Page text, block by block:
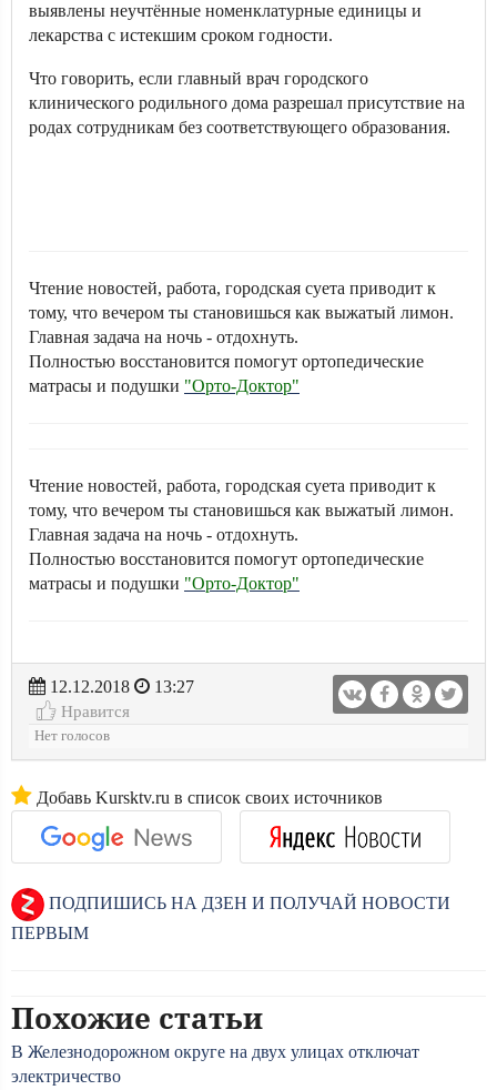
выявлены неучтённые номенклатурные единицы и
лекарства с истекшим сроком годности.
Что говорить, если главный врач городского
клинического родильного дома разрешал присутствие на
родах сотрудникам без соответствующего образования.
Чтение новостей, работа, городская суета приводит к
тому, что вечером ты становишься как выжатый лимон.
Главная задача на ночь - отдохнуть.
Полностью восстановится помогут ортопедические
матрасы и подушки "Орто-Доктор"
Чтение новостей, работа, городская суета приводит к
тому, что вечером ты становишься как выжатый лимон.
Главная задача на ночь - отдохнуть.
Полностью восстановится помогут ортопедические
матрасы и подушки "Орто-Доктор"
12.12.2018
13:27
Нравится
Нет голосов
Добавь Kursktv.ru в список своих источников
ПОДПИШИСЬ НА ДЗЕН И ПОЛУЧАЙ НОВОСТИ
ПЕРВЫМ
Похожие статьи
В Железнодорожном округе на двух улицах отключат
электричество